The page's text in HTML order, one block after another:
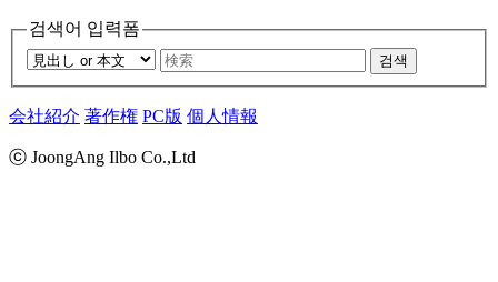
검색어 입력폼
검색
会社紹介 著作権 PC版 個人情報
ⓒ JoongAng Ilbo Co.,Ltd